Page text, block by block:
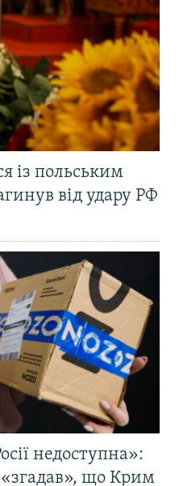
із польським
від удару РФ
недоступна»:
«згадав», що Крим